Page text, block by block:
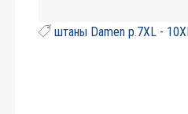
штаны Damen p.7XL -